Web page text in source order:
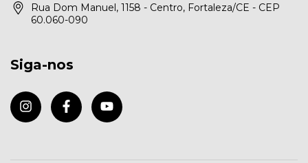
Rua Dom Manuel, 1158 - Centro, Fortaleza/CE - CEP
60.060-090
Siga-nos